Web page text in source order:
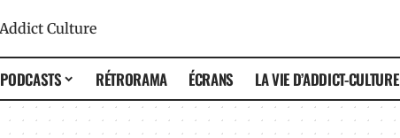
PODCASTS RÉTRORAMA ÉCRANS LA VIE D’ADDICT-CULTURE